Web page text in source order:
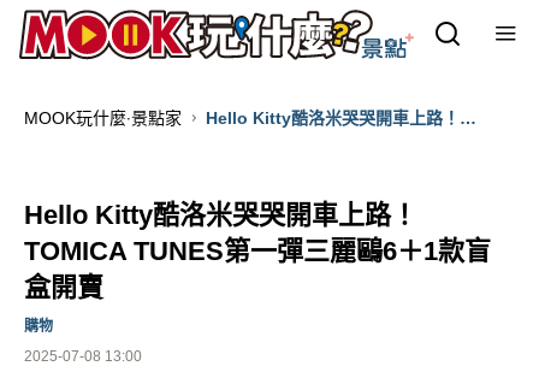
MOOK玩什麼‧景點家
Hello Kitty酷洛米哭哭開車上路！
Hello Kitty酷洛米哭哭開車上路！
TOMICA TUNES第一彈三麗鷗6＋1款盲
盒開賣
2025-07-08 13:00
購物